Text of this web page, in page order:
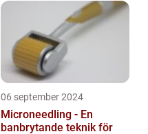
06 september 2024
Microneedling - En
banbrytande teknik för